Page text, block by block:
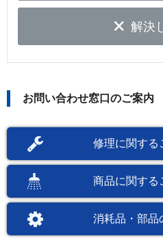
解決
お問い合わせ窓口のご案内
修理に関する
商品に関する
消耗品・部品